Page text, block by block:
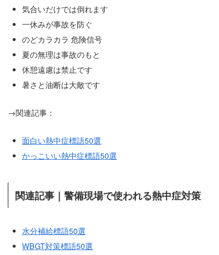
気合いだけでは倒れます
一休みが事故を防ぐ
のどカラカラ 危険信号
夏の無理は事故のもと
休憩遠慮は禁止です
暑さと油断は大敵です
→関連記事：
面白い熱中症標語50選
かっこいい熱中症標語50選
関連記事｜警備現場で使われる熱中症対策
水分補給標語50選
WBGT対策標語50選